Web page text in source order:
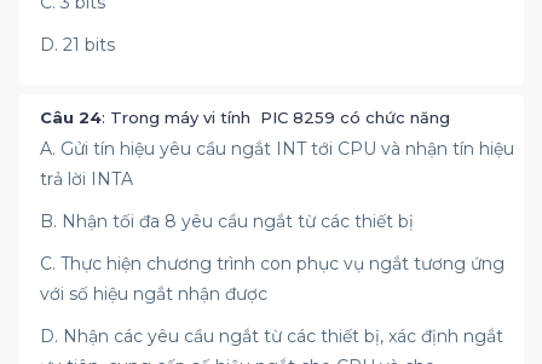
D. 21 bits
Câu 24: Trong máy vi tính PIC 8259 có chức năng
A. Gửi tín hiệu yêu cầu ngắt INT tới CPU và nhận tín hiệu
trả lời INTA
B. Nhận tối đa 8 yêu cầu ngắt từ các thiết bị
C. Thực hiện chương trình con phục vụ ngắt tương ứng
với số hiệu ngắt nhận được
D. Nhận các yêu cầu ngắt từ các thiết bị, xác định ngắt